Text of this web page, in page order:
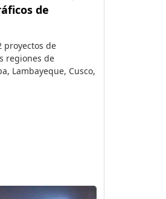
de
proyectos de
regiones de
Lambayeque, Cusco,